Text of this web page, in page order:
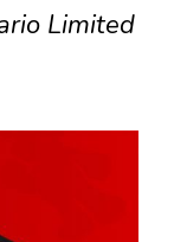
Limited